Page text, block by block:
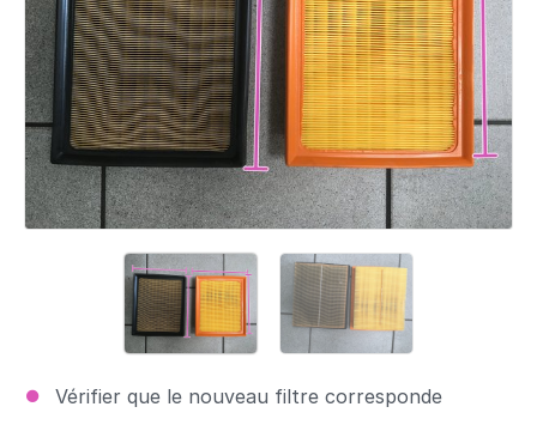
Vérifier que le nouveau filtre corresponde